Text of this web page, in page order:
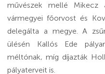
művészek mellé Mikecz
vármegyei főorvost és
delegálta a megye. A
ülésén Kallós Ede
méltónak, míg díjazták
pályaterveit is.